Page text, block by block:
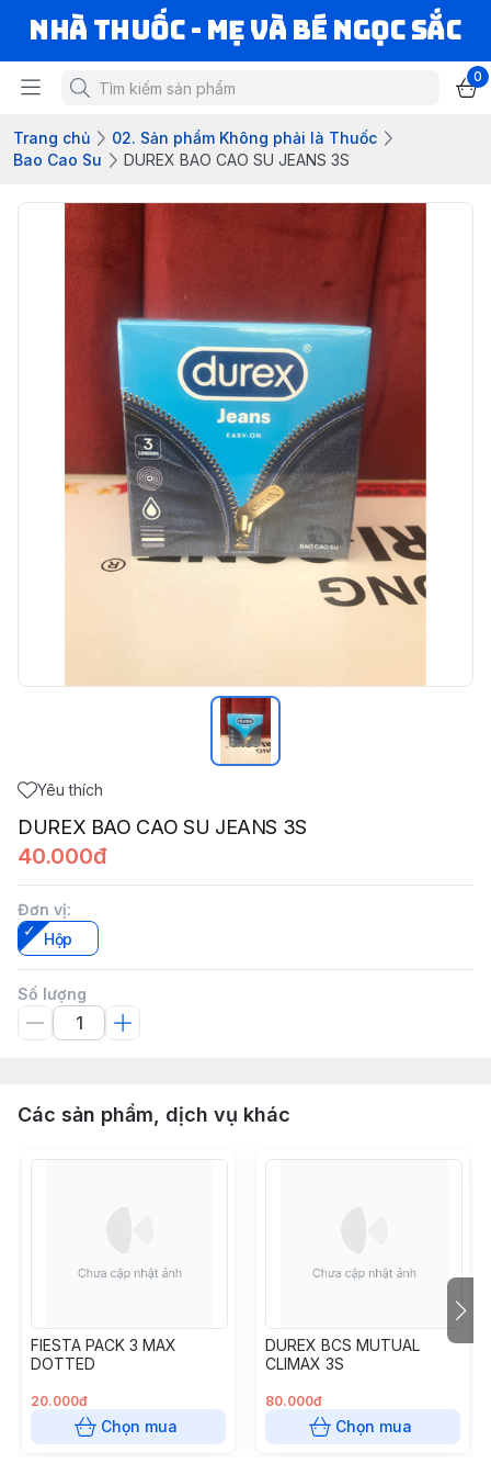
Nhà Thuốc - Mẹ và Bé Ngọc Sắc
0
Trang chủ
02. Sản phẩm Không phải là Thuốc
Bao Cao Su
DUREX BAO CAO SU JEANS 3S
Yêu thích
DUREX BAO CAO SU JEANS 3S
40.000đ
Đơn vị:
Hộp
Số lượng
Các sản phẩm, dịch vụ khác
FIESTA PACK 3 MAX
DOTTED
20.000đ
Chọn mua
DUREX BCS MUTUAL
CLIMAX 3S
80.000đ
Chọn mua